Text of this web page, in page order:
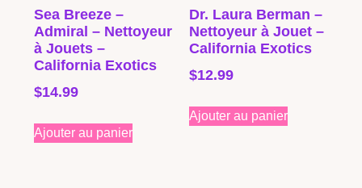
Sea Breeze –
Admiral – Nettoyeur
à Jouets –
California Exotics
$14.99
Ajouter au panier
Dr. Laura Berman –
Nettoyeur à Jouet –
California Exotics
$12.99
Ajouter au panier